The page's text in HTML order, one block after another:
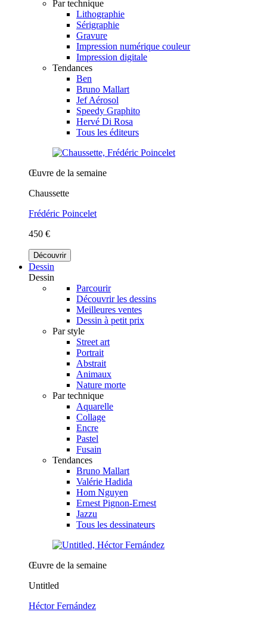
Par technique
Lithographie
Sérigraphie
Gravure
Impression numérique couleur
Impression digitale
Tendances
Ben
Bruno Mallart
Jef Aérosol
Speedy Graphito
Hervé Di Rosa
Tous les éditeurs
Œuvre de la semaine
Chaussette
Frédéric Poincelet
450 €
Découvrir
Dessin
Dessin
Parcourir
Découvrir les dessins
Meilleures ventes
Dessin à petit prix
Par style
Street art
Portrait
Abstrait
Animaux
Nature morte
Par technique
Aquarelle
Collage
Encre
Pastel
Fusain
Tendances
Bruno Mallart
Valérie Hadida
Hom Nguyen
Ernest Pignon-Ernest
Jazzu
Tous les dessinateurs
Œuvre de la semaine
Untitled
Héctor Fernández